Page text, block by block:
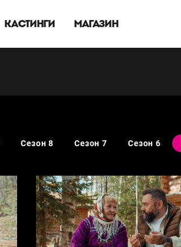
КАСТИНГИ МАГАЗИН
Сезон 8 Сезон 7 Сезон 6